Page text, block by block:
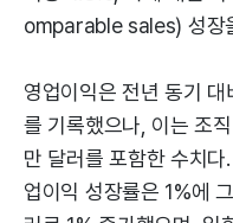
omparable sales) 성장
영업이익은 전년 동기
를 기록했으나, 이는 조
만 달러를 포함한 수치
업이익 성장률은 1%에